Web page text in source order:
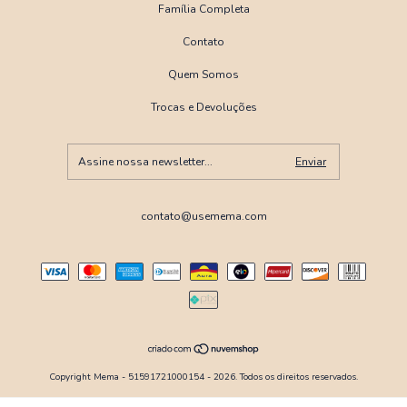
Família Completa
Contato
Quem Somos
Trocas e Devoluções
contato@usemema.com
Copyright Mema - 51591721000154 - 2026. Todos os direitos reservados.